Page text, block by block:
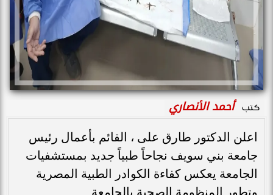
كتب أحمد الأنصاري
اعلن الدكتور طارق على ، القائم بأعمال رئيس
جامعة بني سويف نجاحاً طبياً جديد بمستشفيات
الجامعة يعكس كفاءة الكوادر الطبية المصرية
وتطور المنظومة الصحية بالجامعة